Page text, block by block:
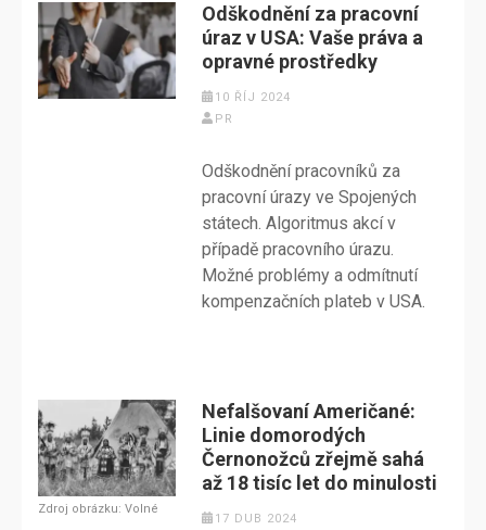
Odškodnění za pracovní
úraz v USA: Vaše práva a
opravné prostředky
10 ŘÍJ 2024
PR
Odškodnění pracovníků za
pracovní úrazy ve Spojených
státech. Algoritmus akcí v
případě pracovního úrazu.
Možné problémy a odmítnutí
kompenzačních plateb v USA.
Zdroj obrázku: Volné
Nefalšovaní Američané:
Linie domorodých
Černonožců zřejmě sahá
až 18 tisíc let do minulosti
17 DUB 2024